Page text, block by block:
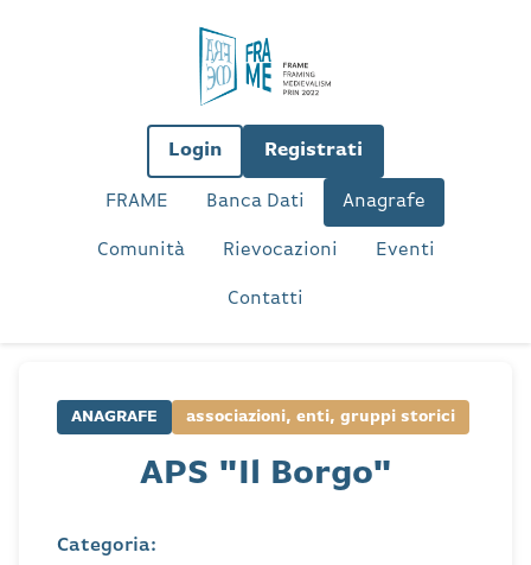
FRAME Banca Dati Anagrafe
Comunità Rievocazioni Eventi
Contatti
Login Registrati
ANAGRAFE associazioni, enti, gruppi storici
APS "Il Borgo"
Categoria: